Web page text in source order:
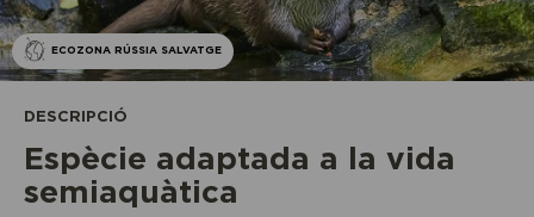
ECOZONA RÚSSIA SALVATGE
DESCRIPCIÓ
Espècie adaptada a la vida
semiaquàtica